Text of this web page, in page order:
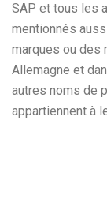
SAP et tous les
mentionnés
marques ou des
Allemagne et
autres noms de
appartiennent à